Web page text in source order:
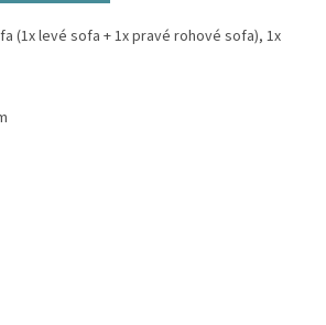
(1x levé sofa + 1x pravé rohové sofa), 1x